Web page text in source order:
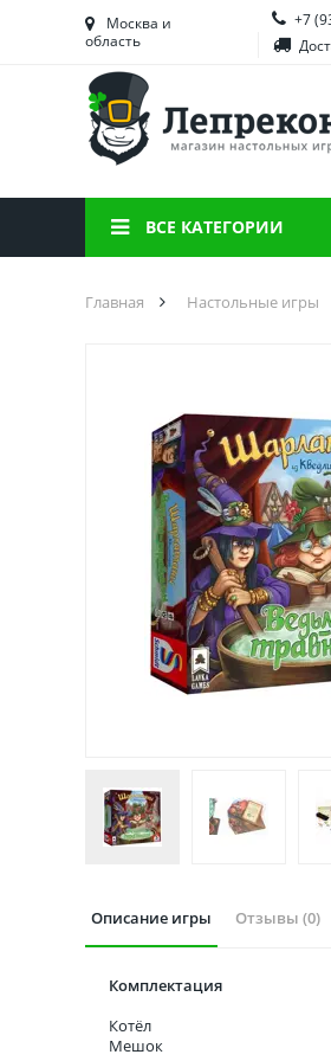
Башкортостан
Брянская область
Вологодская область
Воронежская область
Иркутская область
Москва и
область
+7
ВСЕ КАТЕГОРИИ
Главная Настольные игры
Описание игры Отзывы (0)
Комплектация
Котёл
Мешок